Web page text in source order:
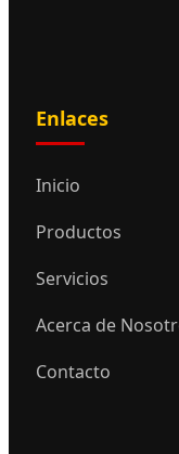
Enlaces
Inicio
Productos
Servicios
Acerca de
Contacto